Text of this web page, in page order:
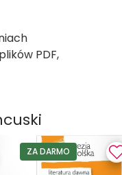
PDF,
ZA DARMO